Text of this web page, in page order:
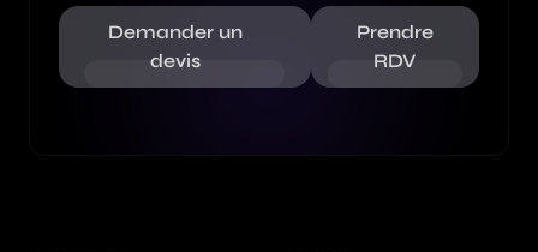
Demander un
devis
Prendre
RDV